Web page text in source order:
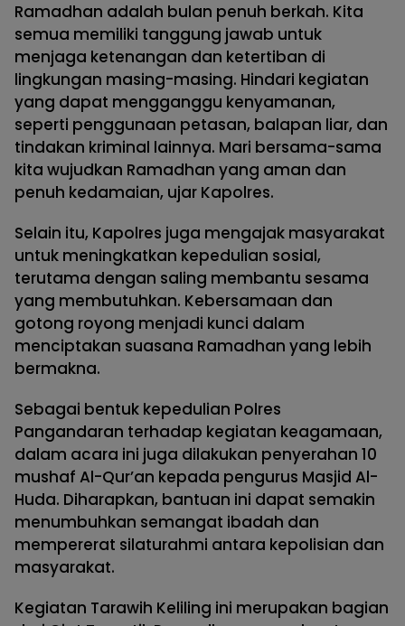
Ramadhan adalah bulan penuh berkah. Kita
semua memiliki tanggung jawab untuk
menjaga ketenangan dan ketertiban di
lingkungan masing-masing. Hindari kegiatan
yang dapat mengganggu kenyamanan,
seperti penggunaan petasan, balapan liar, dan
tindakan kriminal lainnya. Mari bersama-sama
kita wujudkan Ramadhan yang aman dan
penuh kedamaian, ujar Kapolres.
Selain itu, Kapolres juga mengajak masyarakat
untuk meningkatkan kepedulian sosial,
terutama dengan saling membantu sesama
yang membutuhkan. Kebersamaan dan
gotong royong menjadi kunci dalam
menciptakan suasana Ramadhan yang lebih
bermakna.
Sebagai bentuk kepedulian Polres
Pangandaran terhadap kegiatan keagamaan,
dalam acara ini juga dilakukan penyerahan 10
mushaf Al-Qur’an kepada pengurus Masjid Al-
Huda. Diharapkan, bantuan ini dapat semakin
menumbuhkan semangat ibadah dan
mempererat silaturahmi antara kepolisian dan
masyarakat.
Kegiatan Tarawih Keliling ini merupakan bagian